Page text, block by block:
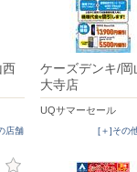
西
店舗
ケーズデンキ/岡
大寺店
UQサマーセール
[＋]その